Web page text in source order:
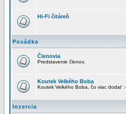
Hi-Fi čitáreň
Posádka
Členovia
Predstavenie členov.
Koutek Velkého Boba
Koutek Velkého Boba, čo viac dodať
Inzercia